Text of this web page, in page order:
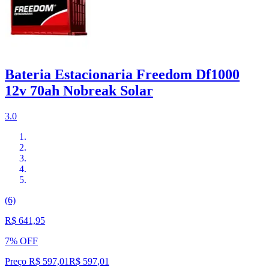
Bateria Estacionaria Freedom Df1000
12v 70ah Nobreak Solar
3.0
(6)
R$ 641,95
7% OFF
Preço R$ 597,01R$ 597,01